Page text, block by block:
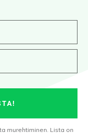
murehtiminen. Lista on